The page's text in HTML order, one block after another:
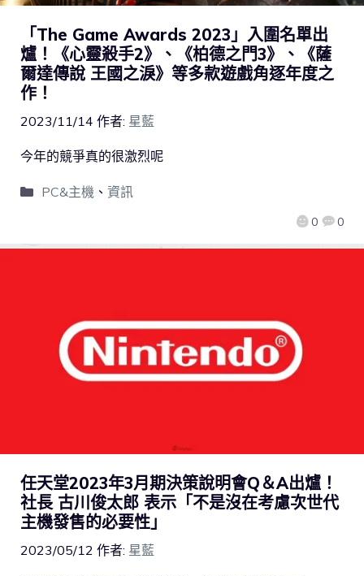
「The Game Awards 2023」入圍名單出
爐！《心靈殺手2》、《柏德之門3》、《薩
爾達傳說 王國之淚》等多款遊戲角逐年度之
作！
2023/11/14 作者: 星藍
0 0
今年的競爭真的很激烈呢
PC&主機、 資訊
任天堂2023年3月期決策說明會Q＆A出爐！
社長 古川俊太郎 表示「不是沒在考慮次世代
主機發售的必要性」
2023/05/12 作者: 星藍